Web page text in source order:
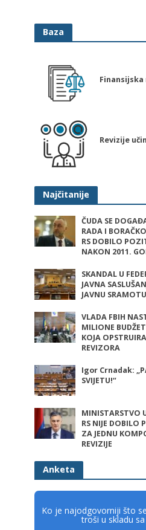
Baza
Revizije
Najčitanije
ČUDA SE
RADA I
RS DOBILO
NAKON 2011.
SKANDAL U
JAVNA
JAVNU SRAMOTU
VLADA FBIH
MILIONE
KOJA
REVIZORA
Igor Crnadak:
SVIJETU!“
MINISTARSTVO
RS NIJE DOBILO
ZA JEDNU
REVIZIJE
Anketa
Ko je najodgovorniji što
troši u skladu